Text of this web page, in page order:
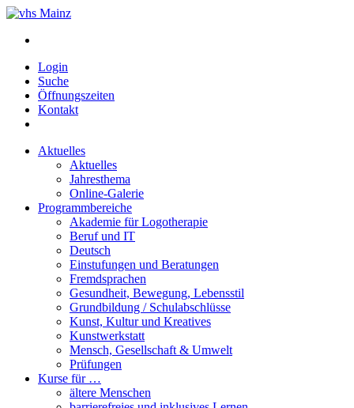
Login
Suche
Öffnungszeiten
Kontakt
Aktuelles
Aktuelles
Jahresthema
Online-Galerie
Programmbereiche
Akademie für Logotherapie
Beruf und IT
Deutsch
Einstufungen und Beratungen
Fremdsprachen
Gesundheit, Bewegung, Lebensstil
Grundbildung / Schulabschlüsse
Kunst, Kultur und Kreatives
Kunstwerkstatt
Mensch, Gesellschaft & Umwelt
Prüfungen
Kurse für …
ältere Menschen